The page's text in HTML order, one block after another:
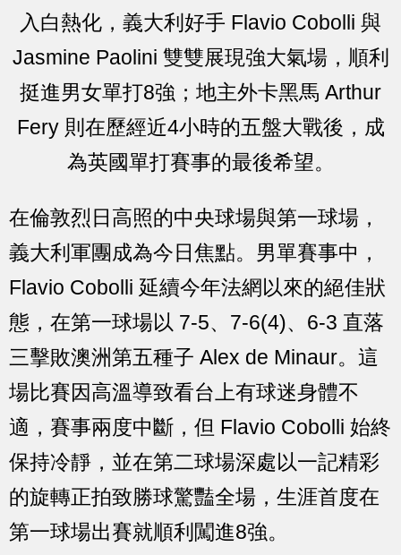
入白熱化，義大利好手 Flavio Cobolli 與
Jasmine Paolini 雙雙展現強大氣場，順利
挺進男女單打8強；地主外卡黑馬 Arthur
Fery 則在歷經近4小時的五盤大戰後，成
為英國單打賽事的最後希望。
在倫敦烈日高照的中央球場與第一球場，
義大利軍團成為今日焦點。男單賽事中，
Flavio Cobolli 延續今年法網以來的絕佳狀
態，在第一球場以 7-5、7-6(4)、6-3 直落
三擊敗澳洲第五種子 Alex de Minaur。這
場比賽因高溫導致看台上有球迷身體不
適，賽事兩度中斷，但 Flavio Cobolli 始終
保持冷靜，並在第二球場深處以一記精彩
的旋轉正拍致勝球驚豔全場，生涯首度在
第一球場出賽就順利闖進8強。